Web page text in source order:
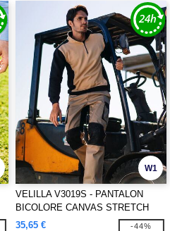
W1
VELILLA V3019S - PANTALON
BICOLORE CANVAS STRETCH
35,65 €
-44%